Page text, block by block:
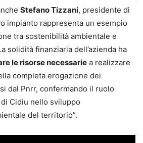
StefanoTizzani, presidente di
impianto rappresenta un esempio
tra sostenibilità ambientale e
solidità finanziaria dell’azienda ha
le risorse necessarie a realizzare
completa erogazione dei
dal Pnrr, confermando il ruolo
Cidiu nello sviluppo
del territorio”.